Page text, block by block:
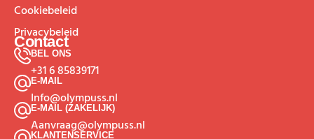
Cookiebeleid
Privacybeleid
Contact
BEL ONS
+31 6 85839171
E-MAIL
Info@olympuss.nl
E-MAIL (ZAKELIJK)
Aanvraag@olympuss.nl
KLANTENSERVICE